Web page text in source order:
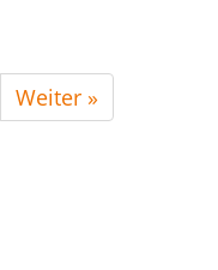
Weiter »